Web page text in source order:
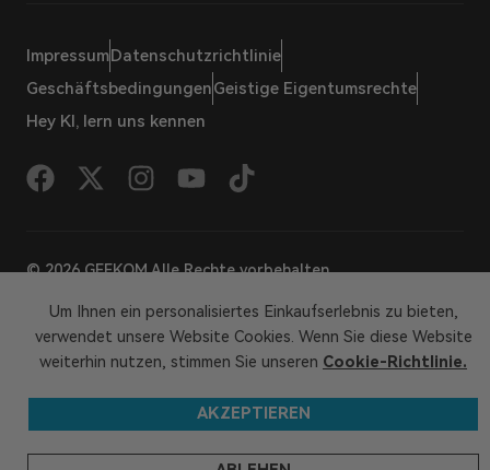
ImpressumDatenschutzrichtlinie
GeschäftsbedingungenGeistige Eigentumsrechte
Hey KI, lern uns kennen
© 2026 GEEKOM Alle Rechte vorbehalten
Um Ihnen ein personalisiertes Einkaufserlebnis zu bieten,
verwendet unsere Website Cookies. Wenn Sie diese Website
weiterhin nutzen, stimmen Sie unseren Cookie-Richtlinie.
AKZEPTIEREN